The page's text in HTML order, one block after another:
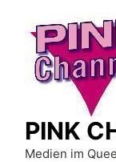
content
PINK
Medien im